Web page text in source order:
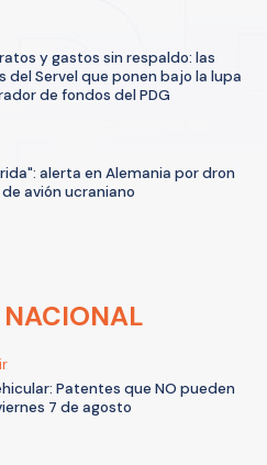
y gastos sin respaldo: las
del Servel que ponen bajo la lupa
de fondos del PDG
alerta en Alemania por dron
avión ucraniano
NACIONAL
Patentes que NO pueden
7 de agosto